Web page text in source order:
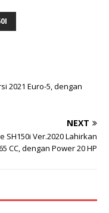
2021 Euro-5, dengan
NEXT
SH150i Ver.2020 Lahirkan
CC, dengan Power 20 HP